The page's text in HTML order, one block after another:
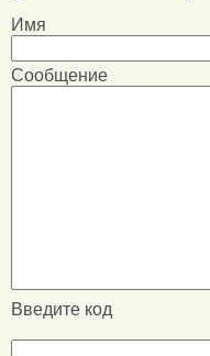
Имя
Сообщение
Введите код